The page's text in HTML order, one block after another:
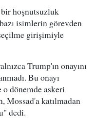
hoşnutsuzluk
isimlerin görevden
girişimiyle
Trump'ın onayını
Bu onayı
dönemde askeri
Mossad'a katılmadan
dedi.